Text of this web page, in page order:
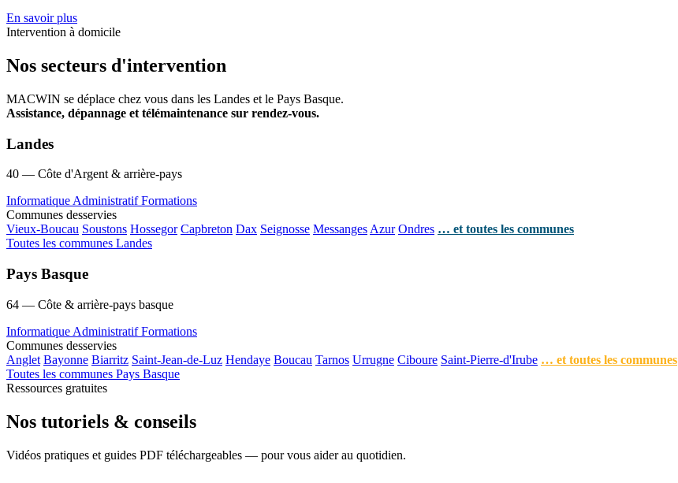
En savoir plus
Intervention à domicile
Nos secteurs d'intervention
MACWIN se déplace chez vous dans les Landes et le Pays Basque.
Assistance, dépannage et télémaintenance sur rendez-vous.
Landes
40 — Côte d'Argent & arrière-pays
Informatique AdministratifFormations
Communes desservies
Vieux-Boucau Soustons Hossegor Capbreton Dax Seignosse Messanges Azur Ondres … et toutes les communes
Toutes les communes Landes
Pays Basque
64 — Côte & arrière-pays basque
Informatique AdministratifFormations
Communes desservies
Anglet Bayonne Biarritz Saint-Jean-de-Luz Hendaye Boucau Tarnos Urrugne Ciboure Saint-Pierre-d'Irube … et toutes les communes
Toutes les communes Pays Basque
Ressources gratuites
Nos tutoriels & conseils
Vidéos pratiques et guides PDF téléchargeables — pour vous aider au quotidien.